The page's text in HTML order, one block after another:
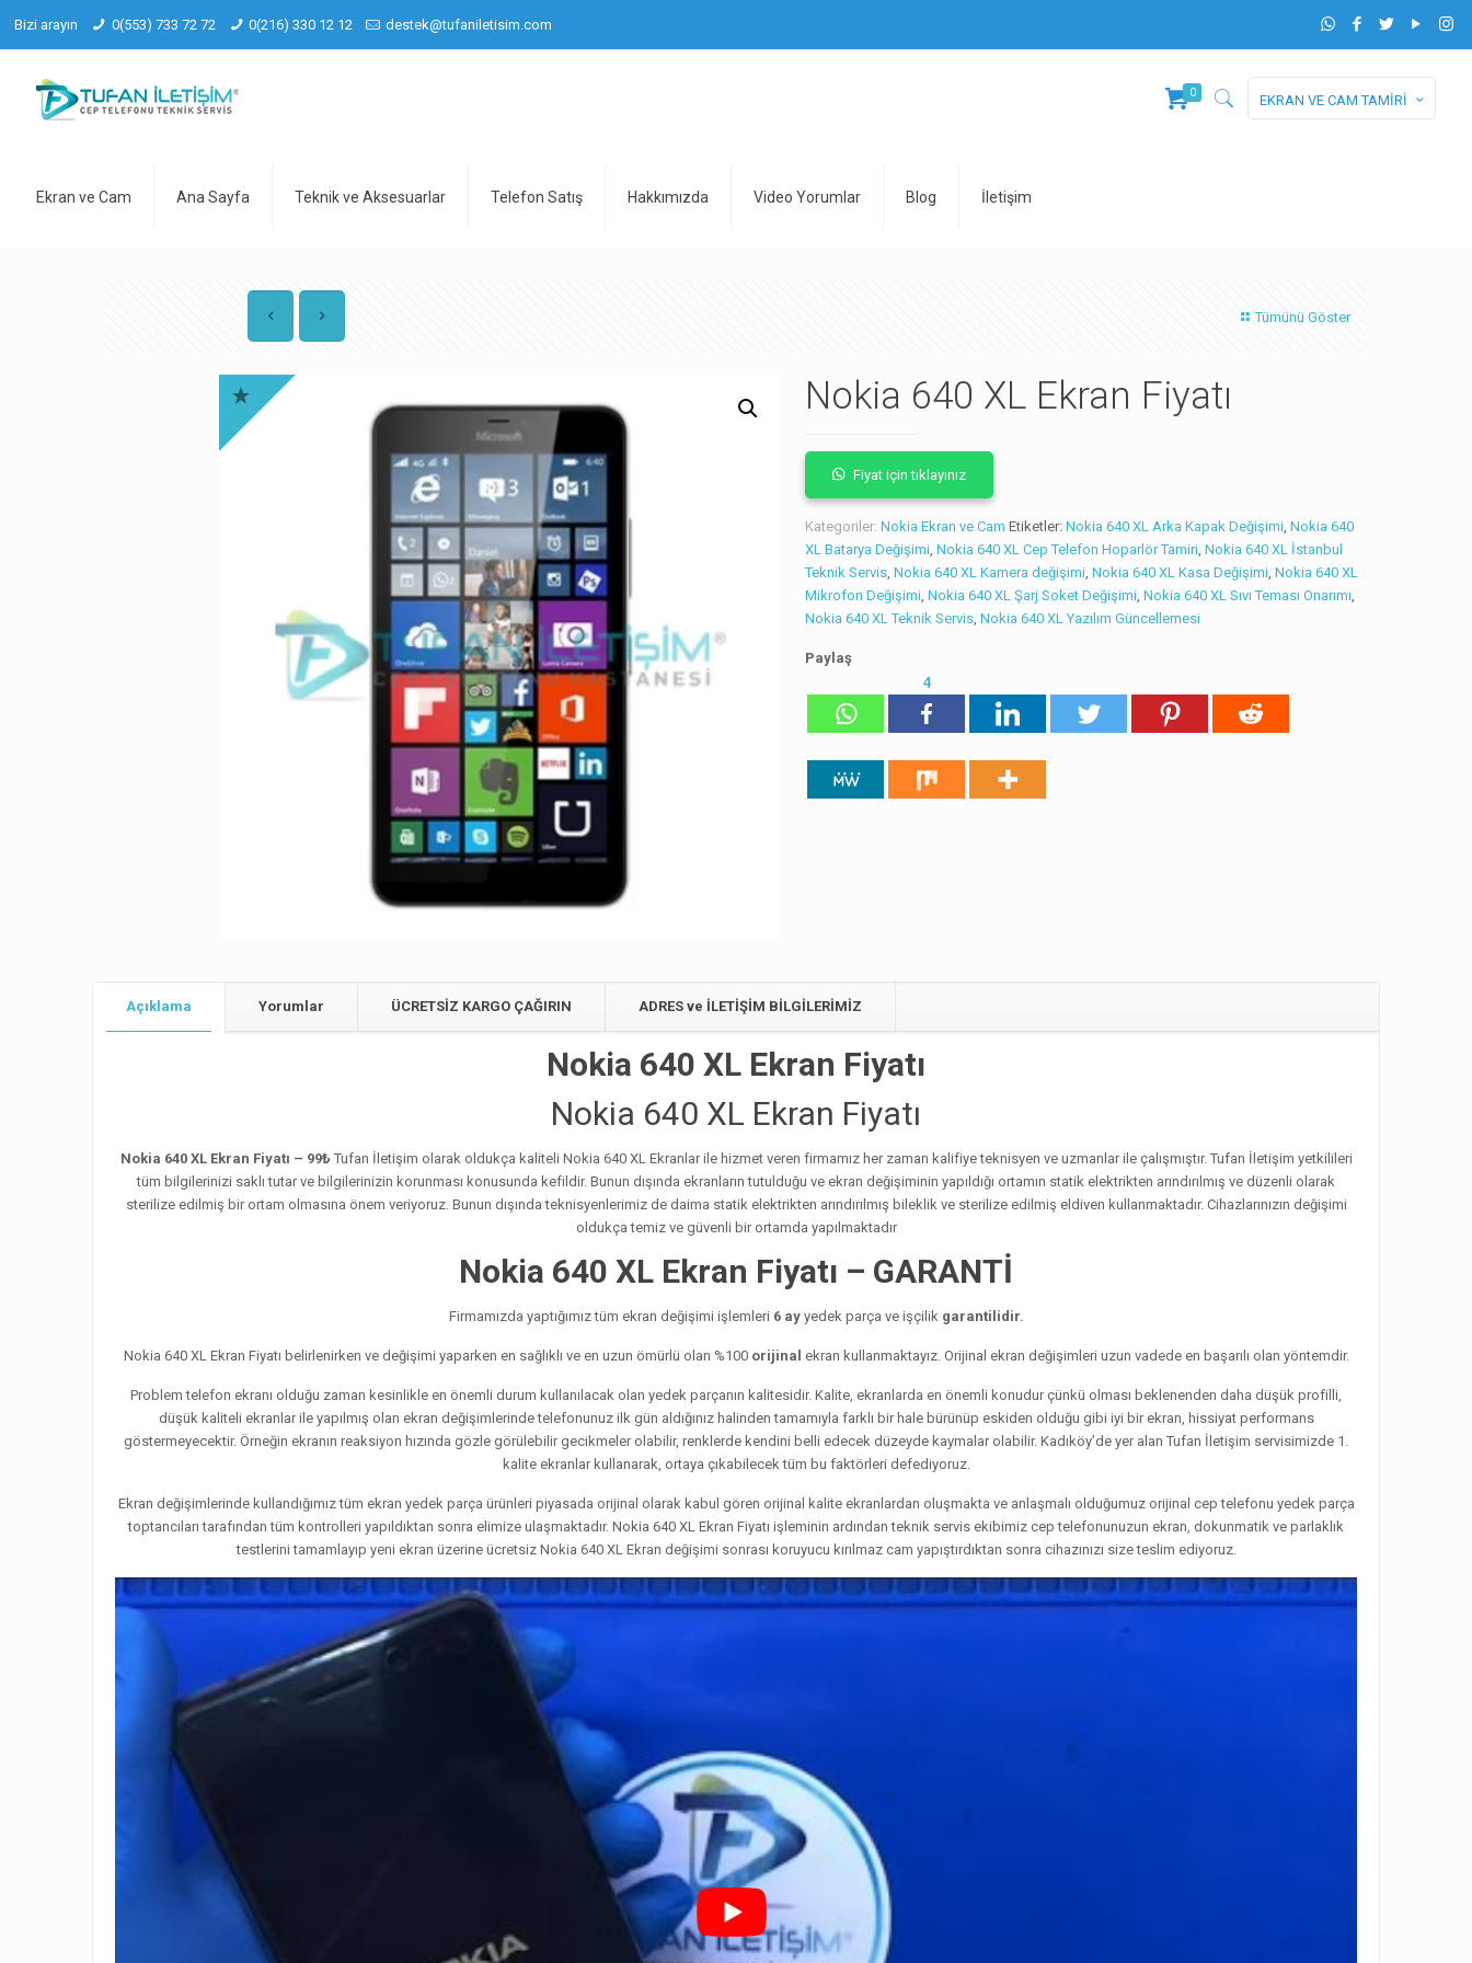
Bizi arayın 0(553) 733 72 72 0(216) 330 12 12 destek@tufaniletisim.com
Ekran ve Cam Ana Sayfa Teknik ve Aksesuarlar Telefon Satış Hakkımızda Video Yorumlar Blog İletişim
0 EKRAN VE CAM TAMİRİ
Tümünü Göster
Nokia 640 XL Ekran Fiyatı
Fiyat için tıklayınız
Kategoriler:Nokia Ekran ve Cam Etiketler:Nokia 640 XL Arka Kapak Değişimi,Nokia 640
XL Batarya Değişimi,Nokia 640 XL Cep Telefon Hoparlör Tamiri,Nokia 640 XL İstanbul
Teknik Servis,Nokia 640 XL Kamera değişimi,Nokia 640 XL Kasa Değişimi,Nokia 640 XL
Mikrofon Değişimi,Nokia 640 XL Şarj Soket Değişimi,Nokia 640 XL Sıvı Teması Onarımı,
Nokia 640 XL Teknik Servis,Nokia 640 XL Yazılım Güncellemesi
Paylaş
4
Açıklama Yorumlar ÜCRETSİZ KARGO ÇAĞIRIN ADRES ve İLETİŞİM BİLGİLERİMİZ
Nokia 640 XL Ekran Fiyatı
Nokia 640 XL Ekran Fiyatı
Nokia 640 XL Ekran Fiyatı – 99₺ Tufan İletişim olarak oldukça kaliteli Nokia 640 XL Ekranlar ile hizmet veren firmamız her zaman kalifiye teknisyen ve uzmanlar ile çalışmıştır. Tufan İletişim yetkilileri
tüm bilgilerinizi saklı tutar ve bilgilerinizin korunması konusunda kefildir. Bunun dışında ekranların tutulduğu ve ekran değişiminin yapıldığı ortamın statik elektrikten arındırılmış ve düzenli olarak
sterilize edilmiş bir ortam olmasına önem veriyoruz. Bunun dışında teknisyenlerimiz de daima statik elektrikten arındırılmış bileklik ve sterilize edilmiş eldiven kullanmaktadır. Cihazlarınızın değişimi
oldukça temiz ve güvenli bir ortamda yapılmaktadır
Nokia 640 XL Ekran Fiyatı – GARANTİ
Firmamızda yaptığımız tüm ekran değişimi işlemleri 6 ayyedek parça ve işçilik garantilidir.
Nokia 640 XL Ekran Fiyatı belirlenirken ve değişimi yaparken en sağlıklı ve en uzun ömürlü olan %100 orijinal ekran kullanmaktayız. Orijinal ekran değişimleri uzun vadede en başarılı olan yöntemdir.
Problem telefon ekranı olduğu zaman kesinlikle en önemli durum kullanılacak olan yedek parçanın kalitesidir. Kalite, ekranlarda en önemli konudur çünkü olması beklenenden daha düşük profilli,
düşük kaliteli ekranlar ile yapılmış olan ekran değişimlerinde telefonunuz ilk gün aldığınız halinden tamamıyla farklı bir hale bürünüp eskiden olduğu gibi iyi bir ekran, hissiyat performans
göstermeyecektir. Örneğin ekranın reaksiyon hızında gözle görülebilir gecikmeler olabilir, renklerde kendini belli edecek düzeyde kaymalar olabilir. Kadıköy’de yer alan Tufan İletişim servisimizde 1.
kalite ekranlar kullanarak, ortaya çıkabilecek tüm bu faktörleri defediyoruz.
Ekran değişimlerinde kullandığımız tüm ekran yedek parça ürünleri piyasada orijinal olarak kabul gören orijinal kalite ekranlardan oluşmakta ve anlaşmalı olduğumuz orijinal cep telefonu yedek parça
toptancıları tarafından tüm kontrolleri yapıldıktan sonra elimize ulaşmaktadır. Nokia 640 XL Ekran Fiyatı işleminin ardından teknik servis ekibimiz cep telefonunuzun ekran, dokunmatik ve parlaklık
testlerini tamamlayıp yeni ekran üzerine ücretsiz Nokia 640 XL Ekran değişimi sonrası koruyucu kırılmaz cam yapıştırdıktan sonra cihazınızı size teslim ediyoruz.